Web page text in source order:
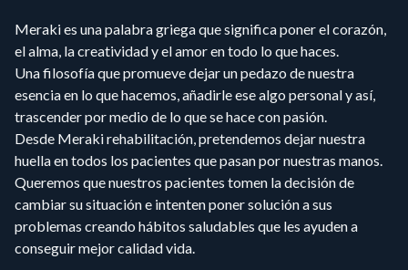
Meraki es una palabra griega que significa poner el corazón,
el alma, la creatividad y el amor en todo lo que haces.
Una filosofía que promueve dejar un pedazo de nuestra
esencia en lo que hacemos, añadirle ese algo personal y así,
trascender por medio de lo que se hace con pasión.
Desde Meraki rehabilitación, pretendemos dejar nuestra
huella en todos los pacientes que pasan por nuestras manos.
Queremos que nuestros pacientes tomen la decisión de
cambiar su situación e intenten poner solución a sus
problemas creando hábitos saludables que les ayuden a
conseguir mejor calidad vida.